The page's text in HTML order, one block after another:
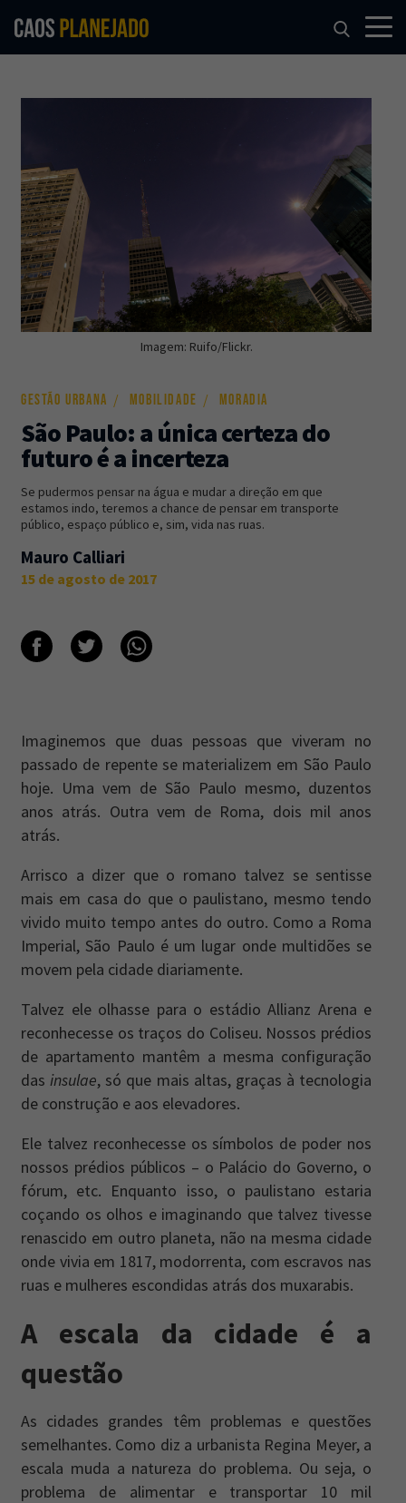
NewsletterCaos Planejado
Inscreva-se na newsletter do Caos Planejado e
receba todas as nossas novidades.
INSCREVER-SE
Imagem: Ruifo/Flickr.
GESTÃO URBANA MOBILIDADE MORADIA
São Paulo: a única certeza do
futuro é a incerteza
Se pudermos pensar na água e mudar a direção em que
estamos indo, teremos a chance de pensar em transporte
público, espaço público e, sim, vida nas ruas.
Mauro Calliari
15 de agosto de 2017
Imaginemos que duas pessoas que viveram no
passado de repente se materializem em São Paulo
hoje. Uma vem de São Paulo mesmo, duzentos
anos atrás. Outra vem de Roma, dois mil anos
atrás.
Arrisco a dizer que o romano talvez se sentisse
mais em casa do que o paulistano, mesmo tendo
vivido muito tempo antes do outro. Como a Roma
Imperial, São Paulo é um lugar onde multidões se
movem pela cidade diariamente.
Talvez ele olhasse para o estádio Allianz Arena e
reconhecesse os traços do Coliseu. Nossos prédios
de apartamento mantêm a mesma configuração
dasinsulae, só que mais altas, graças à tecnologia
de construção e aos elevadores.
Ele talvez reconhecesse os símbolos de poder nos
nossos prédios públicos – o Palácio do Governo, o
fórum, etc. Enquanto isso, o paulistano estaria
coçando os olhos e imaginando que talvez tivesse
renascido em outro planeta, não na mesma cidade
onde vivia em 1817, modorrenta, com escravos nas
ruas e mulheres escondidas atrás dos muxarabis.
A escala da cidade é a
questão
As cidades grandes têm problemas e questões
semelhantes. Como diz a urbanista Regina Meyer, a
escala muda a natureza do problema. Ou seja, o
problema de alimentar e transportar 10 mil